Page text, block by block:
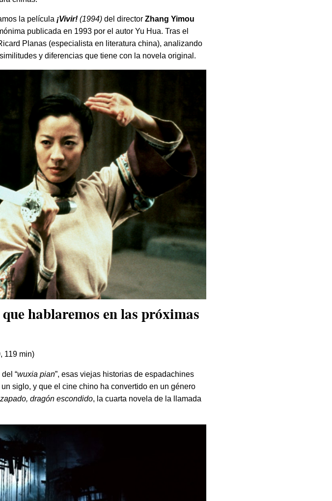
la película ¡Vivir!(1994)del directorZhang Yimou
publicada en 1993 por el autor Yu Hua. Tras el
Planas (especialista en literatura china), analizando
y diferencias que tiene con la novela original.
hablaremos en las próximas
119 min)
“wuxia pian”, esas viejas historias de espadachines
siglo, y que el cine chino ha convertido en un género
dragón escondido, la cuarta novela de la llamada